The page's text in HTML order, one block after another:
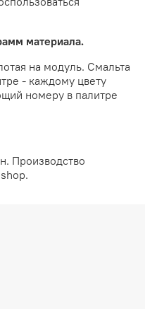
материала.
на модуль. Смальта
- каждому цвету
номеру в палитре
Производство